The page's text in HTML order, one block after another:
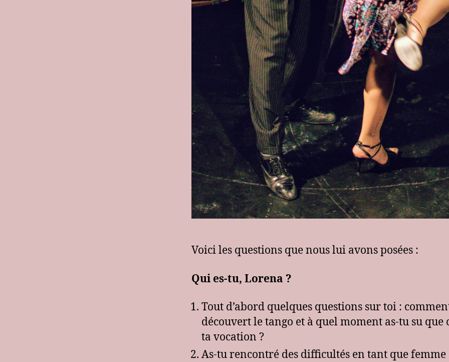
Voici les questions que nous lui avons posées :
Qui es-tu, Lorena ?
Tout d’abord quelques questions sur toi :
découvert le tango et à quel moment as-tu su que
ta vocation ?
As-tu rencontré des difficultés en tant que femme